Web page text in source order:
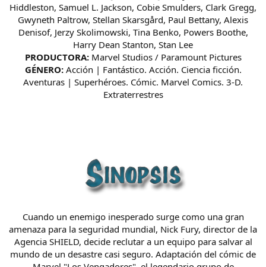
Hiddleston, Samuel L. Jackson, Cobie Smulders, Clark Gregg,
Gwyneth Paltrow, Stellan Skarsgård, Paul Bettany, Alexis
Denisof, Jerzy Skolimowski, Tina Benko, Powers Boothe,
Harry Dean Stanton, Stan Lee
PRODUCTORA:Marvel Studios / Paramount Pictures
GÉNERO:Acción | Fantástico. Acción. Ciencia ficción.
Aventuras | Superhéroes. Cómic. Marvel Comics. 3-D.
Extraterrestres
Cuando un enemigo inesperado surge como una gran
amenaza para la seguridad mundial, Nick Fury, director de la
Agencia SHIELD, decide reclutar a un equipo para salvar al
mundo de un desastre casi seguro. Adaptación del cómic de